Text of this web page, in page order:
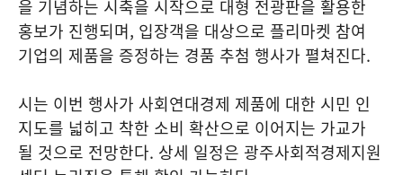
을 기념하는 시축을 시작으로 대형 전광판을 활용한
홍보가 진행되며, 입장객을 대상으로 플리마켓 참여
기업의 제품을 증정하는 경품 추첨 행사가 펼쳐진다.
시는 이번 행사가 사회연대경제 제품에 대한 시민 인
지도를 넓히고 착한 소비 확산으로 이어지는 가교가
될 것으로 전망한다. 상세 일정은 광주사회적경제지원